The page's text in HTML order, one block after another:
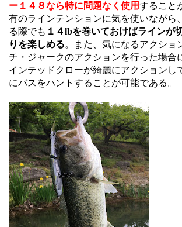
ー１４８なら特に問題なく使用すること
有のラインテンションに気を使いながら
る際でも １４lbを巻いておけばラインが
りを楽しめる。また、気になるアクショ
チ・ジャークのアクションを行った場合
インテッドクローが綺麗にアクションし
にバスをハントすることが可能である。